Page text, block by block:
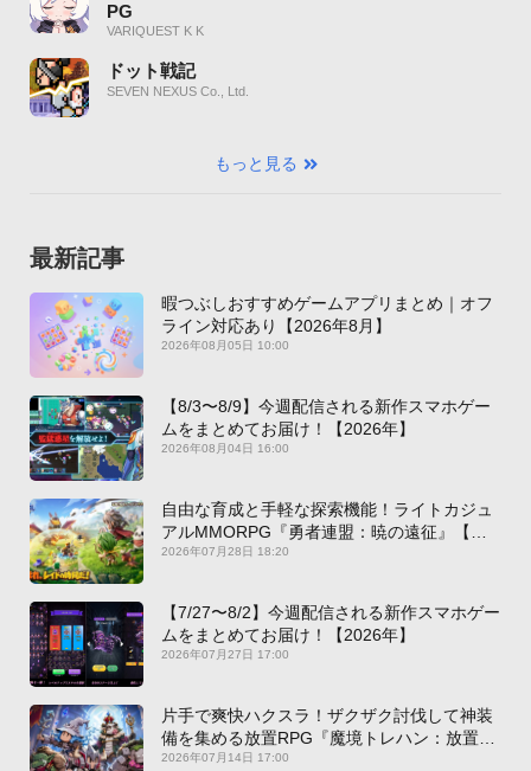
PG
VARIQUEST K K
ドット戦記
SEVEN NEXUS Co., Ltd.
もっと見る
最新記事
暇つぶしおすすめゲームアプリまとめ｜オフ
ライン対応あり【2026年8月】
2026年08月05日 10:00
【8/3〜8/9】今週配信される新作スマホゲー
ムをまとめてお届け！【2026年】
2026年08月04日 16:00
自由な育成と手軽な探索機能！ライトカジュ
アルMMORPG『勇者連盟：暁の遠征』【最
新作PICKUP】
2026年07月28日 18:20
【7/27〜8/2】今週配信される新作スマホゲー
ムをまとめてお届け！【2026年】
2026年07月27日 17:00
片手で爽快ハクスラ！ザクザク討伐して神装
備を集める放置RPG『魔境トレハン：放置で
神装備』【最新作PICKUP】
2026年07月14日 17:00